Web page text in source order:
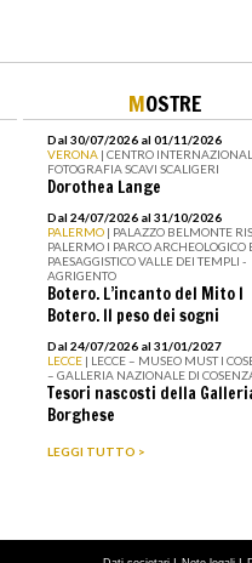
MOSTRE
Dal 30/07/2026 al 01/11/2026
VERONA | CENTRO
FOTOGRAFIA SCAVI SCALIGERI
Dorothea Lange
Dal 24/07/2026 al 31/10/2026
PALERMO | PALAZZO BELMONTE
PALERMO I PARCO ARCHEOLOGICO
PAESAGGISTICO VALLE DEI TEMPLI -
AGRIGENTO
Botero. L’incanto del Mito I
Botero. Il peso dei sogni
Dal 24/07/2026 al 31/01/2027
LECCE | LECCE – MUSEO MUST I
– GALLERIA NAZIONALE DI
Tesori nascosti della
Borghese
LEGGI TUTTO >